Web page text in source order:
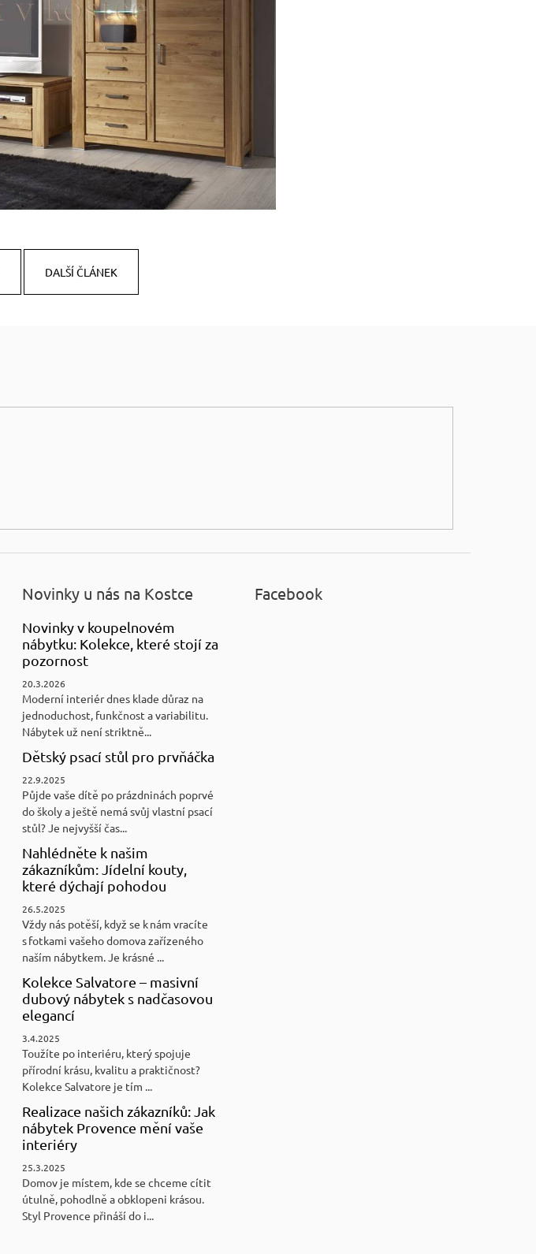
DALŠÍ ČLÁNEK
Novinky u nás na Kostce
Novinky v koupelnovém
nábytku: Kolekce, které stojí za
pozornost
20.3.2026
Moderní interiér dnes klade důraz na
jednoduchost, funkčnost a variabilitu.
Nábytek už není striktně...
Dětský psací stůl pro prvňáčka
22.9.2025
Půjde vaše dítě po prázdninách poprvé
do školy a ještě nemá svůj vlastní psací
stůl? Je nejvyšší čas...
Nahlédněte k našim
zákazníkům: Jídelní kouty,
které dýchají pohodou
26.5.2025
Vždy nás potěší, když se k nám vracíte
s fotkami vašeho domova zařízeného
naším nábytkem. Je krásné ...
Kolekce Salvatore – masivní
dubový nábytek s nadčasovou
elegancí
3.4.2025
Toužíte po interiéru, který spojuje
přírodní krásu, kvalitu a praktičnost?
Kolekce Salvatore je tím ...
Realizace našich zákazníků: Jak
nábytek Provence mění vaše
interiéry
25.3.2025
Domov je místem, kde se chceme cítit
útulně, pohodlně a obklopeni krásou.
Styl Provence přináší do i...
Facebook